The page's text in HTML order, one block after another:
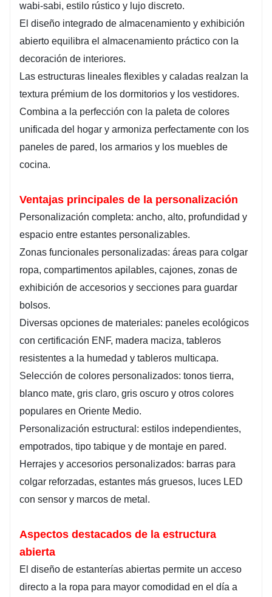
wabi-sabi, estilo rústico y lujo discreto.
El diseño integrado de almacenamiento y exhibición
abierto equilibra el almacenamiento práctico con la
decoración de interiores.
Las estructuras lineales flexibles y caladas realzan la
textura prémium de los dormitorios y los vestidores.
Combina a la perfección con la paleta de colores
unificada del hogar y armoniza perfectamente con los
paneles de pared, los armarios y los muebles de
cocina.
Ventajas principales de la personalización
Personalización completa: ancho, alto, profundidad y
espacio entre estantes personalizables.
Zonas funcionales personalizadas: áreas para colgar
ropa, compartimentos apilables, cajones, zonas de
exhibición de accesorios y secciones para guardar
bolsos.
Diversas opciones de materiales: paneles ecológicos
con certificación ENF, madera maciza, tableros
resistentes a la humedad y tableros multicapa.
Selección de colores personalizados: tonos tierra,
blanco mate, gris claro, gris oscuro y otros colores
populares en Oriente Medio.
Personalización estructural: estilos independientes,
empotrados, tipo tabique y de montaje en pared.
Herrajes y accesorios personalizados: barras para
colgar reforzadas, estantes más gruesos, luces LED
con sensor y marcos de metal.
Aspectos destacados de la estructura
abierta
El diseño de estanterías abiertas permite un acceso
directo a la ropa para mayor comodidad en el día a